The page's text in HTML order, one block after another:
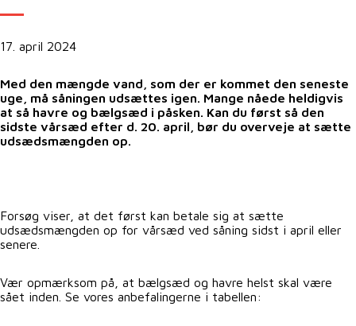
17. april 2024
Med den mængde vand, som der er kommet den seneste
uge, må såningen udsættes igen. Mange nåede heldigvis
at så havre og bælgsæd i påsken. Kan du først så den
sidste vårsæd efter d. 20. april, bør du overveje at sætte
udsædsmængden op.
Forsøg viser, at det først kan betale sig at sætte
udsædsmængden op for vårsæd ved såning sidst i april eller
senere.
Vær opmærksom på, at bælgsæd og havre helst skal være
sået inden. Se vores anbefalingerne i tabellen: